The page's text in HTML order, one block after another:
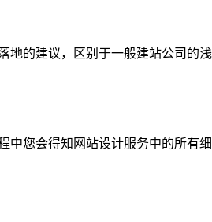
地的建议，区别于一般建站公司的
中您会得知网站设计服务中的所有